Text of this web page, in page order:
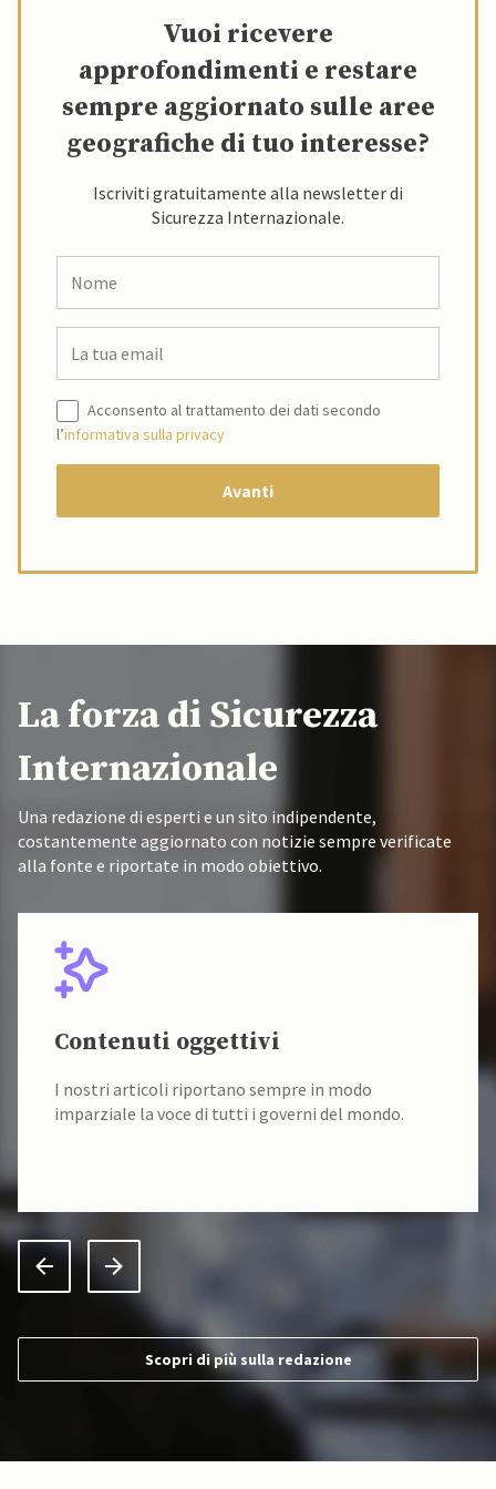
Vuoi ricevere
approfondimenti e restare
sempre aggiornato sulle aree
geografiche di tuo interesse?
Iscriviti gratuitamente alla newsletter di
Sicurezza Internazionale.
Acconsento al trattamento dei dati secondo
l’informativa sulla privacy
La forza di Sicurezza
Internazionale
Una redazione di esperti e un sito indipendente,
costantemente aggiornato con notizie sempre verificate
alla fonte e riportate in modo obiettivo.
Contenuti oggettivi
I nostri articoli riportano sempre in modo
imparziale la voce di tutti i governi del mondo.
Scopri di più sulla redazione